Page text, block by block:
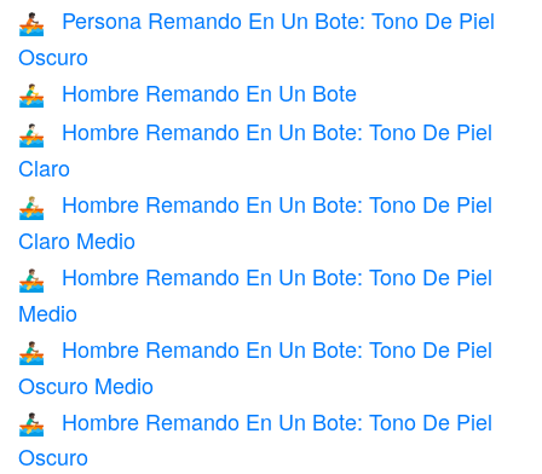
🚣🏿
Persona Remando En Un Bote: Tono De Piel
Oscuro
🚣‍♂️ Hombre Remando En Un Bote
🚣🏻‍♂️
Hombre Remando En Un Bote: Tono De Piel
Claro
🚣🏼‍♂️
Hombre Remando En Un Bote: Tono De Piel
Claro Medio
🚣🏽‍♂️
Hombre Remando En Un Bote: Tono De Piel
Medio
🚣🏾‍♂️
Hombre Remando En Un Bote: Tono De Piel
Oscuro Medio
🚣🏿‍♂️
Hombre Remando En Un Bote: Tono De Piel
Oscuro